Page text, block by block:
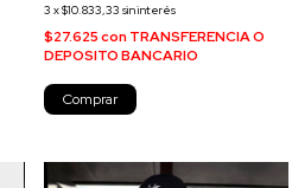
3 x$10.833,33 sin interés
$27.625con TRANSFERENCIA O
DEPOSITO BANCARIO
Comprar